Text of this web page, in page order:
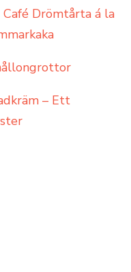
Café Drömtårta á la
– Ett